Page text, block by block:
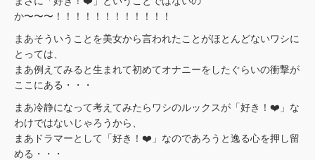
か〜〜〜！！！！！！！！！！！！
まあそういうことを美女から言われたことがほとんどないワシに
とっては、
まあ例えてみると生まれて初めてオナニーをしたぐらいの衝撃が
ここにある・・・
まあ冷静になって考えてみたらワシのルックスが「好き！❤️」な
わけではないじゃろうから、
まあドラマーとして「好き！❤️」なのであろうと逸る心を押し留
める・・・